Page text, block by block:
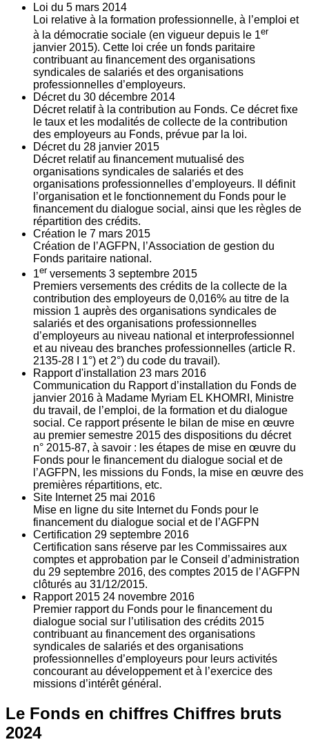
Loi du 5 mars 2014
Loi relative à la formation professionnelle, à l’emploi et
à la démocratie sociale (en vigueur depuis le 1er
janvier 2015). Cette loi crée un fonds paritaire
contribuant au financement des organisations
syndicales de salariés et des organisations
professionnelles d’employeurs.
Décret du 30 décembre 2014
Décret relatif à la contribution au Fonds. Ce décret fixe
le taux et les modalités de collecte de la contribution
des employeurs au Fonds, prévue par la loi.
Décret du 28 janvier 2015
Décret relatif au financement mutualisé des
organisations syndicales de salariés et des
organisations professionnelles d’employeurs. Il définit
l’organisation et le fonctionnement du Fonds pour le
financement du dialogue social, ainsi que les règles de
répartition des crédits.
Création le 7 mars 2015
Création de l’AGFPN, l’Association de gestion du
Fonds paritaire national.
1er versements 3 septembre 2015
Premiers versements des crédits de la collecte de la
contribution des employeurs de 0,016% au titre de la
mission 1 auprès des organisations syndicales de
salariés et des organisations professionnelles
d’employeurs au niveau national et interprofessionnel
et au niveau des branches professionnelles (article R.
2135‐28 I 1°) et 2°) du code du travail).
Rapport d'installation 23 mars 2016
Communication du Rapport d’installation du Fonds de
janvier 2016 à Madame Myriam EL KHOMRI, Ministre
du travail, de l’emploi, de la formation et du dialogue
social. Ce rapport présente le bilan de mise en œuvre
au premier semestre 2015 des dispositions du décret
n° 2015-87, à savoir : les étapes de mise en œuvre du
Fonds pour le financement du dialogue social et de
l’AGFPN, les missions du Fonds, la mise en œuvre des
premières répartitions, etc.
Site Internet 25 mai 2016
Mise en ligne du site Internet du Fonds pour le
financement du dialogue social et de l’AGFPN
Certification 29 septembre 2016
Certification sans réserve par les Commissaires aux
comptes et approbation par le Conseil d’administration
du 29 septembre 2016, des comptes 2015 de l’AGFPN
clôturés au 31/12/2015.
Rapport 2015 24 novembre 2016
Premier rapport du Fonds pour le financement du
dialogue social sur l’utilisation des crédits 2015
contribuant au financement des organisations
syndicales de salariés et des organisations
professionnelles d’employeurs pour leurs activités
concourant au développement et à l’exercice des
missions d’intérêt général.
Le Fonds en chiffres Chiffres bruts
2024